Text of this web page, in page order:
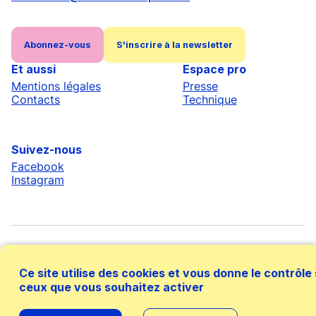
Abonnez-vous S'inscrire à la newsletter
Et aussi
Mentions légales
Contacts
Espace pro
Presse
Technique
Suivez-nous
Facebook
Instagram
Ce site utilise des cookies et vous donne le contrôle
ceux que vous souhaitez activer